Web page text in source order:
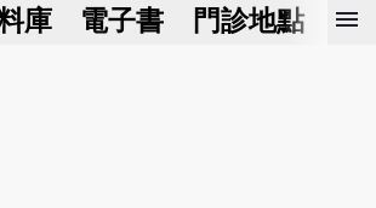
庫 電子書 門診地點 預
menu